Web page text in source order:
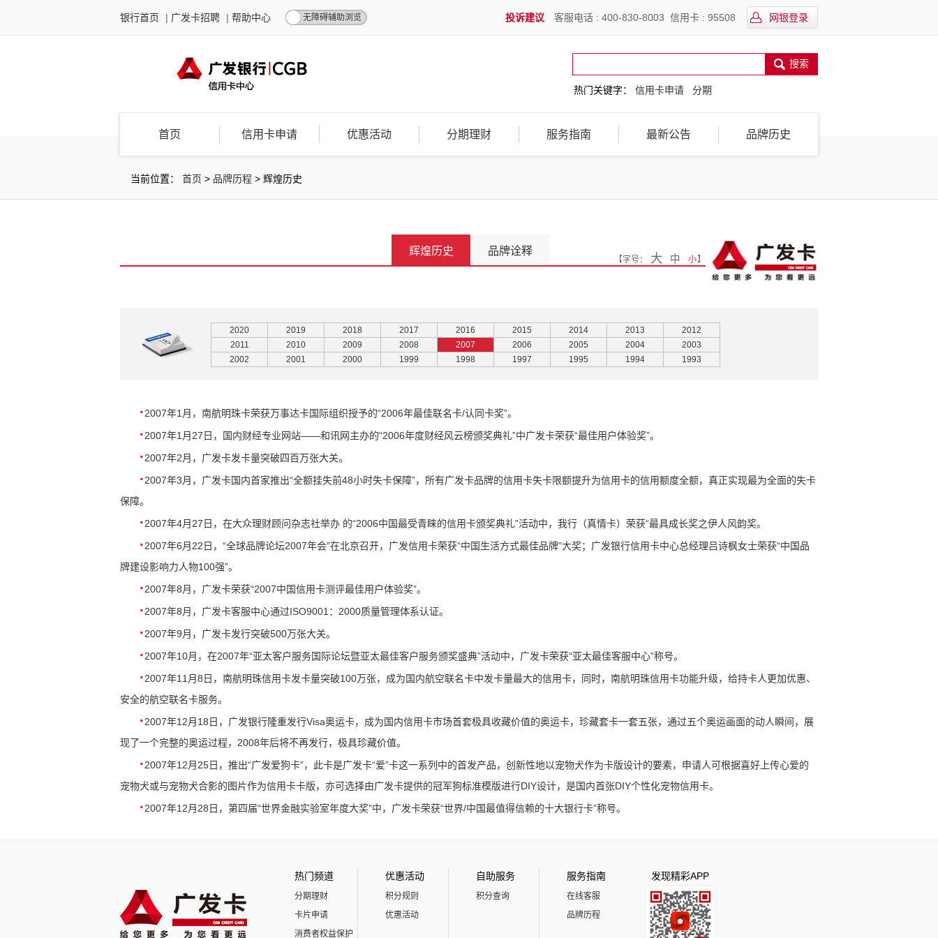
银行首页 | 广发卡招聘 | 帮助中心 无障碍辅助浏览 投诉建议 客服电话 : 400-830-8003 信用卡 : 95508 网银登录
搜索
热门关键字： 信用卡申请 分期
首页 信用卡申请 优惠活动 分期理财 服务指南 最新公告 品牌历史
当前位置： 首页 > 品牌历程 > 辉煌历史
辉煌历史 品牌诠释
【字号： 大 中 小】
2020 2019 2018 2017 2016 2015 2014 2013
2012
2011
2010 2009 2008 2007 2006 2005 2004
2003
2002
2001 2000 1999 1998 1997 1995 1994 1993
·2007年1月，南航明珠卡荣获万事达卡国际组织授予的“2006年最佳联名卡/认同卡奖”。
·2007年1月27日， 国内财经专业网站——和讯网主办的“2006年度财经风云榜颁奖典礼”中广发卡荣获“最佳用户体验奖”。
·2007年2月，广发卡发卡量突破四百万张大关。
·2007年3月， 广发卡国内首家推出“全额挂失前48小时失卡保障”， 所有广发卡品牌的信用卡失卡限额提升为信用卡的信用额度全额， 真正实现最为全面的失卡
保障。
·2007年4月27日， 在大众理财顾问杂志社举办 的“2006中国最受青睐的信用卡颁奖典礼”活动中， 我行（真情卡）荣获“最具成长奖之伊人风韵奖。
·2007年6月22日， “全球品牌论坛2007年会”在北京召开， 广发信用卡荣获“中国生活方式最佳品牌”大奖； 广发银行信用卡中心总经理吕诗枫女士荣获“中国品
牌建设影响力人物100强”。
·2007年8月，广发卡荣获“2007中国信用卡测评最佳用户体验奖”。
·2007年8月，广发卡客服中心通过ISO9001：2000质量管理体系认证。
·2007年9月，广发卡发行突破500万张大关。
·2007年10月， 在2007年“亚太客户服务国际论坛暨亚太最佳客户服务颁奖盛典”活动中， 广发卡荣获“亚太最佳客服中心”称号。
·2007年11月8日， 南航明珠信用卡发卡量突破100万张， 成为国内航空联名卡中发卡量最大的信用卡， 同时， 南航明珠信用卡功能升级， 给持卡人更加优惠、
安全的航空联名卡服务。
·2007年12月18日， 广发银行隆重发行Visa奥运卡， 成为国内信用卡市场首套极具收藏价值的奥运卡， 珍藏套卡一套五张， 通过五个奥运画面的动人瞬间， 展
现了一个完整的奥运过程， 2008年后将不再发行， 极具珍藏价值。
·2007年12月25日， 推出“广发爱狗卡”， 此卡是广发卡“爱”卡这一系列中的首发产品， 创新性地以宠物犬作为卡版设计的要素， 申请人可根据喜好上传心爱的
宠物犬或与宠物犬合影的图片作为信用卡卡版， 亦可选择由广发卡提供的冠军狗标准模版进行DIY设计， 是国内首张DIY个性化宠物信用卡。
·2007年12月28日， 第四届“世界金融实验室年度大奖”中， 广发卡荣获“世界/中国最值得信赖的十大银行卡”称号。
热门频道
分期理财
卡片申请
消费者权益保护
优惠活动
积分规则
优惠活动
自助服务
积分查询
服务指南
在线客服
品牌历程
发现精彩APP